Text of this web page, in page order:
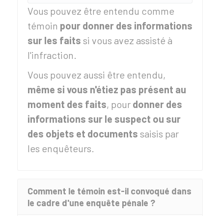
Vous pouvez être entendu comme
témoin pour donner des informations
sur les faits si vous avez assisté à
l'infraction.
Vous pouvez aussi être entendu,
même si vous n'étiez pas présent au
moment des faits, pour donner des
informations sur le suspect ou sur
des objets et documents saisis par
les enquêteurs.
Comment le témoin est-il convoqué dans
le cadre d'une enquête pénale ?